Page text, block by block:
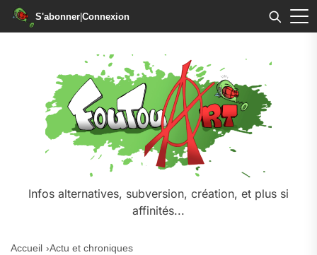
S'abonner|Connexion
Infos alternatives, subversion, création, et plus si
affinités...
Accueil Actu et chroniques